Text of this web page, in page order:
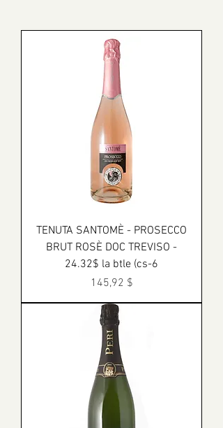
TENUTA SANTOMÈ - PROSECCO
BRUT ROSÈ DOC TREVISO -
24.32$ la btle (cs-6
Prix
145,92 $